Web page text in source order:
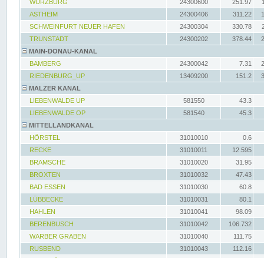
WÜRZBURG 24300600 251.97
ASTHEIM
24300406 311.22
SCHWEINFURT NEUER HAFEN
24300304 330.78
TRUNSTADT
24300202 378.44
MAIN-DONAU-KANAL
BAMBERG
24300042 7.31
RIEDENBURG_UP
13409200 151.2
MALZER KANAL
LIEBENWALDE UP
581550
43.3
LIEBENWALDE OP
581540
45.3
MITTELLANDKANAL
HÖRSTEL
31010010
0.6
RECKE
31010011
12.595
BRAMSCHE
31010020
31.95
BROXTEN
31010032
47.43
BAD ESSEN
31010030
60.8
LÜBBECKE
31010031
80.1
HAHLEN
31010041
98.09
BERENBUSCH
31010042
106.732
WARBER GRABEN
31010040
111.75
RUSBEND
31010043
112.16